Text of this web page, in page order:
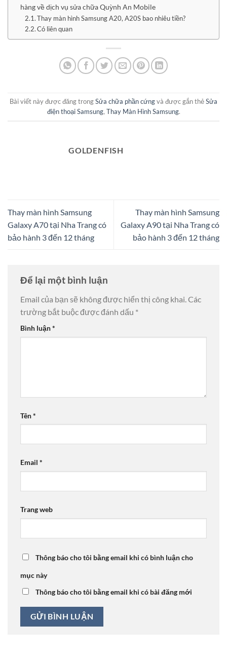
hàng về dịch vụ sửa chữa Quỳnh An Mobile
Thay màn hình Samsung A20, A20S bao nhiêu tiền?
Có liên quan
Bài viết này được đăng trongSửa chữa phần cứngvà được gắn thẻSửa
điện thoại Samsung, Thay Màn Hình Samsung.
GOLDENFISH
Thay màn hình Samsung
Galaxy A70 tại Nha Trang có
bảo hành 3 đến 12 tháng
Thay màn hình Samsung
Galaxy A90 tại Nha Trang có
bảo hành 3 đến 12 tháng
Để lại một bình luận
Email của bạn sẽ không được hiển thị công khai.Các
trường bắt buộc được đánh dấu *
Bình luận*
Tên*
Email *
Trang web
Thông báo cho tôi bằng email khi có bình luận cho
mục này
Thông báo cho tôi bằng email khi có bài đăng mới